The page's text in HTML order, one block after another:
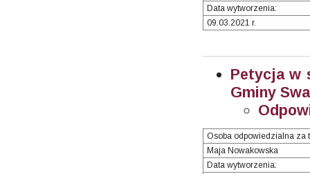
Data wytworzenia:
09.03.2021 r.
Petycja w
Gminy
Osoba odpowiedzialna za
Maja Nowakowska
Data wytworzenia: